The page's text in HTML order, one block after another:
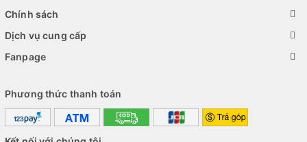
Chính sách
Dịch vụ cung cấp
Fanpage
Phương thức thanh toán